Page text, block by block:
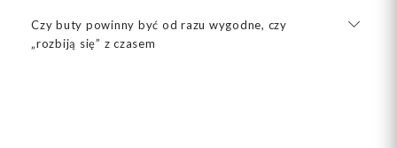
Czy buty powinny być od razu wygodne, czy
„rozbiją się” z czasem